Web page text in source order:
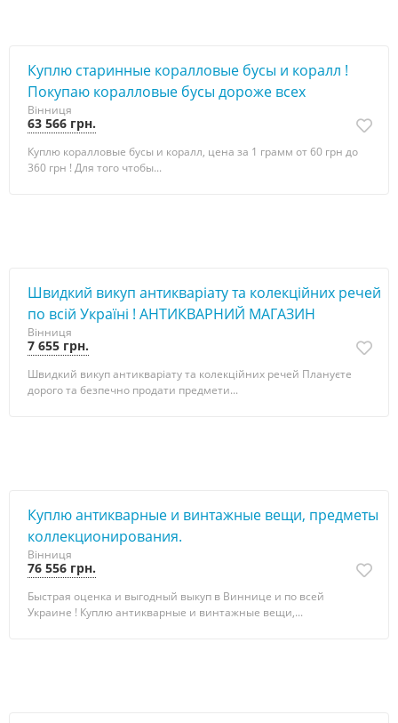
Куплю старинные коралловые бусы и коралл !
Покупаю коралловые бусы дороже всех
Вінниця
63 566 грн.
Куплю коралловые бусы и коралл, цена за 1 грамм от 60 грн до
360 грн ! Для того чтобы...
Швидкий викуп антикваріату та колекційних речей
по всій Україні ! АНТИКВАРНИЙ МАГАЗИН
Вінниця
7 655 грн.
Швидкий викуп антикваріату та колекційних речей Плануєте
дорого та безпечно продати предмети...
Куплю антикварные и винтажные вещи, предметы
коллекционирования.
Вінниця
76 556 грн.
Быстрая оценка и выгодный выкуп в Виннице и по всей
Украине ! Куплю антикварные и винтажные вещи,...